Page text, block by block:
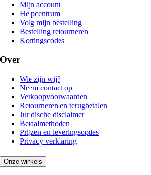
Mijn account
Helpcentrum
Volg mijn bestelling
Bestelling retourneren
Kortingscodes
Over
Wie zijn wij?
Neem contact op
Verkoopvoorwaarden
Retourneren en terugbetalen
Juridische disclaimer
Betaalmethoden
Prijzen en leveringsopties
Privacy verklaring
Onze winkels